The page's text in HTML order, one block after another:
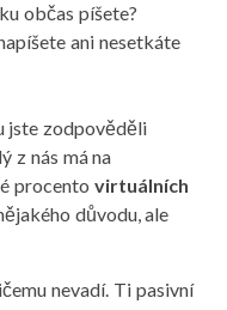
občas píšete?
ani nesetkáte
jste zodpověděli
z nás má na
procento virtuálních
důvodu, ale
nevadí. Ti pasivní